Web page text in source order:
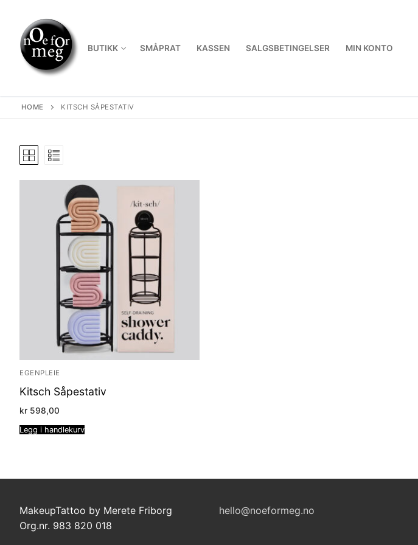
content
BUTIKK SMÅPRAT KASSEN SALGSBETINGELSER MIN KONTO
HOME KITSCH SÅPESTATIV
EGENPLEIE
Kitsch Såpestativ
kr 598,00
Legg i handlekurv
MakeupTattoo by Merete Friborg
Org.nr. 983 820 018
hello@noeformeg.no